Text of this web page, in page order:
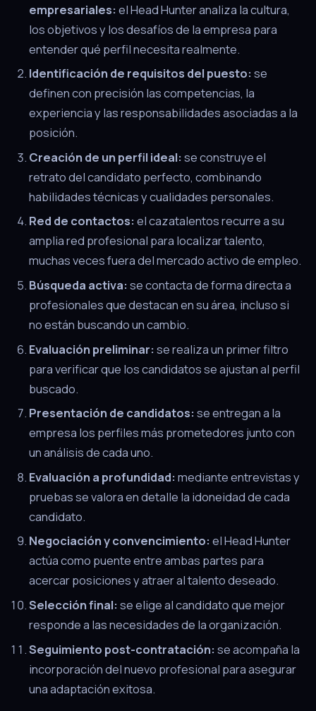
empresariales: el Head Hunter analiza la cultura,
los objetivos y los desafíos de la empresa para
entender qué perfil necesita realmente.
Identificación de requisitos del puesto: se
definen con precisión las competencias, la
experiencia y las responsabilidades asociadas a la
posición.
Creación de un perfil ideal: se construye el
retrato del candidato perfecto, combinando
habilidades técnicas y cualidades personales.
Red de contactos: el cazatalentos recurre a su
amplia red profesional para localizar talento,
muchas veces fuera del mercado activo de empleo.
Búsqueda activa: se contacta de forma directa a
profesionales que destacan en su área, incluso si
no están buscando un cambio.
Evaluación preliminar: se realiza un primer filtro
para verificar que los candidatos se ajustan al perfil
buscado.
Presentación de candidatos: se entregan a la
empresa los perfiles más prometedores junto con
un análisis de cada uno.
Evaluación a profundidad: mediante entrevistas y
pruebas se valora en detalle la idoneidad de cada
candidato.
Negociación y convencimiento: el Head Hunter
actúa como puente entre ambas partes para
acercar posiciones y atraer al talento deseado.
Selección final: se elige al candidato que mejor
responde a las necesidades de la organización.
Seguimiento post-contratación: se acompaña la
incorporación del nuevo profesional para asegurar
una adaptación exitosa.